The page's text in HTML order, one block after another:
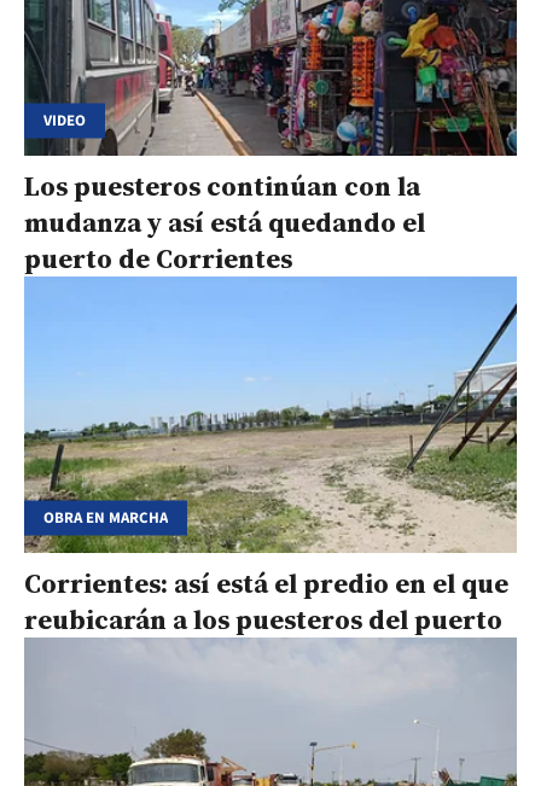
VIDEO
Los puesteros continúan con la
mudanza y así está quedando el
puerto de Corrientes
OBRA EN MARCHA
Corrientes: así está el predio en el que
reubicarán a los puesteros del puerto